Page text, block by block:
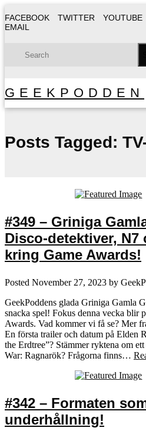
FACEBOOK TWITTER YOUTUBE
EMAIL
GEEKPODDEN
Posts Tagged:
#349 – Griniga
Disco-detektiver, N7
kring Game Awards!
Posted November 27, 2023 by
GeekPoddens glada Griniga Gamla
snacka spel! Fokus denna vecka blir
Awards. Vad kommer vi få se? Mer
En första trailer och datum på Elden
the Erdtree”? Stämmer ryktena om
War: Ragnarök? Frågorna finns…
#342 – Formaten
underhållning!